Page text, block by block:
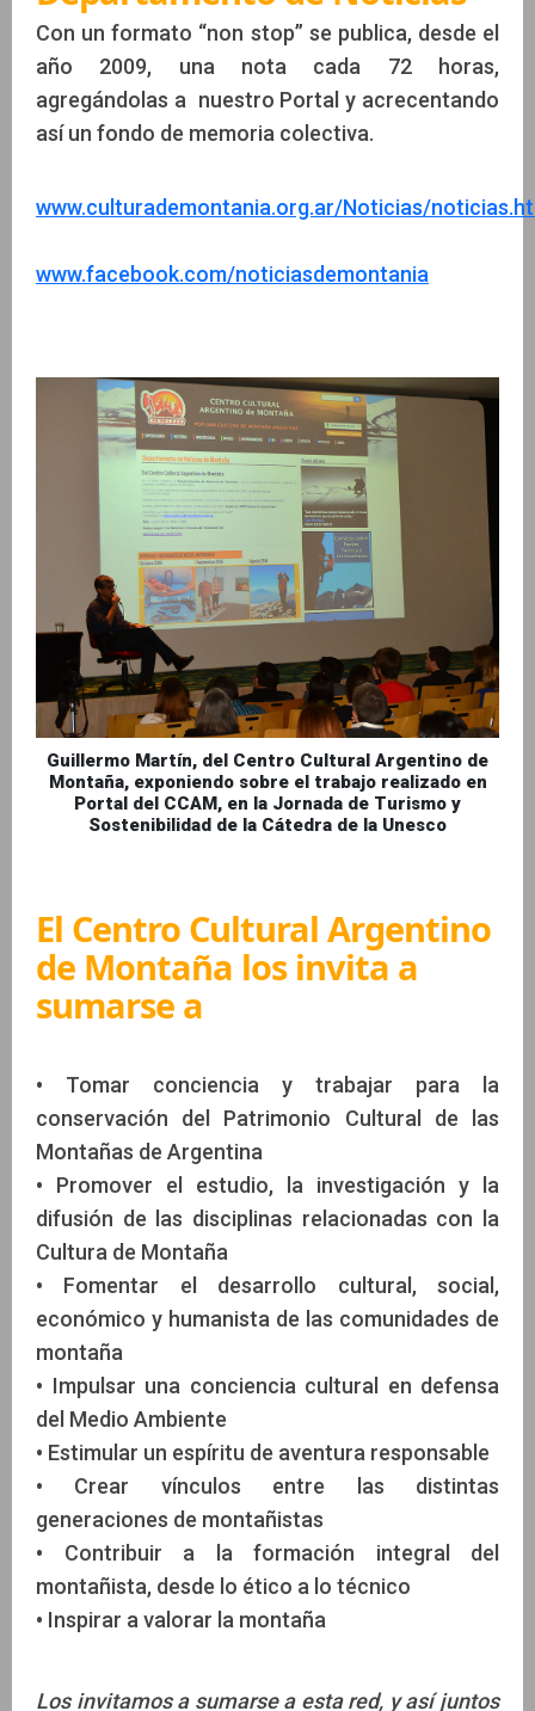
Con un formato “non stop” se publica, desde el
año 2009, una nota cada 72 horas,
agregándolas a nuestro Portal y acrecentando
así un fondo de memoria colectiva.
www.culturademontania.org.ar/Noticias/
www.facebook.com/noticiasdemontania
Guillermo Martín, del Centro Cultural Argentino de
Montaña, exponiendo sobre el trabajo realizado en
Portal del CCAM, en la Jornada de Turismo y
Sostenibilidad de la Cátedra de la Unesco
El Centro Cultural Argentino
de Montaña los invita a
sumarse a
• Tomar conciencia y trabajar para la
conservación del Patrimonio Cultural de las
Montañas de Argentina
• Promover el estudio, la investigación y la
difusión de las disciplinas relacionadas con la
Cultura de Montaña
• Fomentar el desarrollo cultural, social,
económico y humanista de las comunidades de
montaña
• Impulsar una conciencia cultural en defensa
del Medio Ambiente
• Estimular un espíritu de aventura responsable
• Crear vínculos entre las distintas
generaciones de montañistas
• Contribuir a la formación integral del
montañista, desde lo ético a lo técnico
• Inspirar a valorar la montaña
Los invitamos a sumarse a esta red, y así juntos